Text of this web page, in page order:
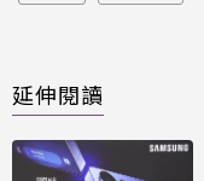
延伸閱讀